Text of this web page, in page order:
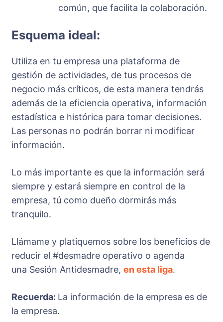
común, que facilita la colaboración.
Esquema ideal:
Utiliza en tu empresa una plataforma de
gestión de actividades, de tus procesos de
negocio más críticos, de esta manera tendrás
además de la eficiencia operativa, información
estadística e histórica para tomar decisiones.
Las personas no podrán borrar ni modificar
información.
Lo más importante es que la información será
siempre y estará siempre en control de la
empresa, tú como dueño dormirás más
tranquilo.
Llámame y platiquemos sobre los beneficios de
reducir el #desmadre operativo o agenda
una Sesión Antidesmadre, en esta liga.
Recuerda: La información de la empresa es de
la empresa.